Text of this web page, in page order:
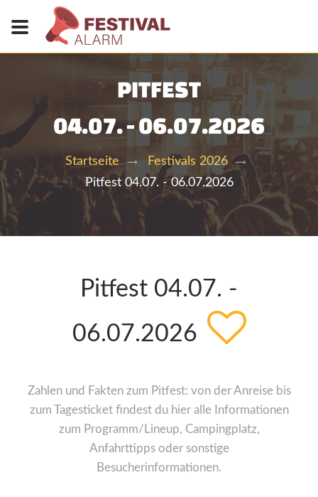
PITFEST
04.07. - 06.07.2026
Startseite
Festivals 2026
Pitfest 04.07. - 06.07.2026
Pitfest 04.07. -
06.07.2026
Zahlen und Fakten zum Pitfest: von der Anreise bis
zum Tagesticket findest du hier alle Informationen
zum Programm/Lineup, Campingplatz,
Anfahrttipps oder sonstige
Besucherinformationen.